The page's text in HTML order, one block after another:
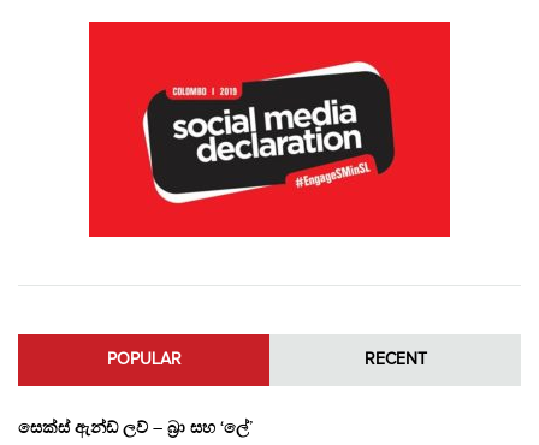
POPULAR RECENT
සෙක්ස් ඇන්ඩ් ලව් – බ්‍රා සහ ‘ලේ’